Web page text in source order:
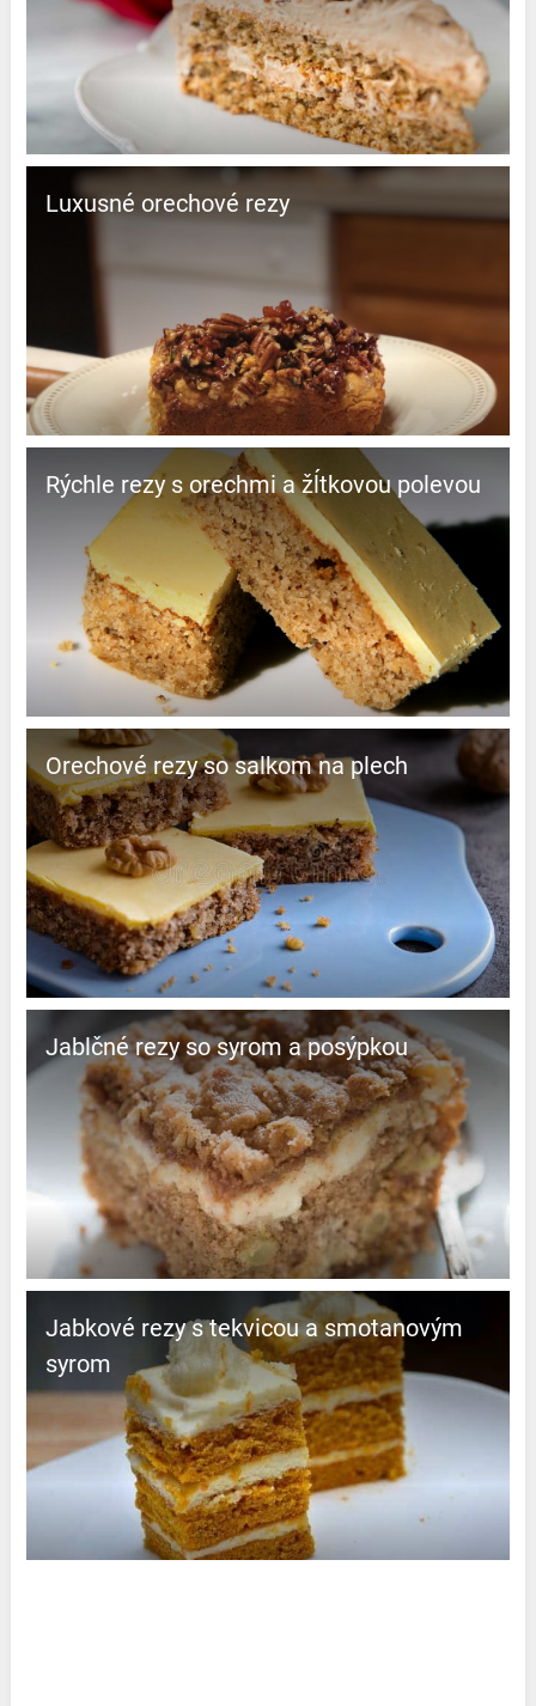
Luxusné orechové rezy
Rýchle rezy s orechmi a žĺtkovou polevou
Orechové rezy so salkom na plech
Jablčné rezy so syrom a posýpkou
Jabkové rezy s tekvicou a smotanovým
syrom